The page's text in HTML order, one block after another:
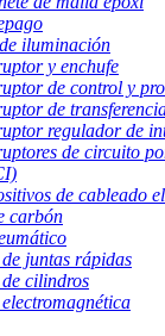
iluminación
y enchufe
de control y
de
regulador de
de circuito
de cableado
carbón
juntas rápidas
cilindros